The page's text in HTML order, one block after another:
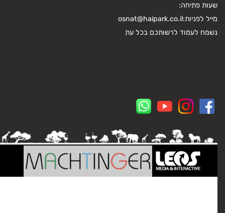
שעות פתיחה:
מייל לפניות:osnat@haipark.co.il
נשמח לעמוד לרשותכם בכל עת